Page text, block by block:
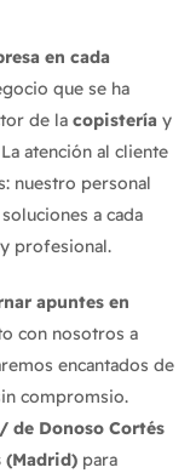
en cada
que se ha
de lacopistería y
atención al cliente
nuestro personal
a cada
profesional.
apuntes en
con nosotros a
encantados de
compromsio.
de Donoso Cortés
(Madrid) para